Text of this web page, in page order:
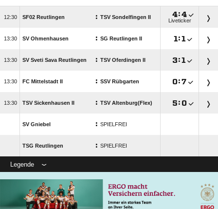
 SF02 Reutlingen : TSV Sondelfingen II :
Liveticker
 SV Ohmenhausen : SG Reutlingen II  :
 SV Sveti Sava Reutlingen : TSV Oferdingen II :
 FC Mittelstadt II : SSV Rübgarten :
 TSV Sickenhausen II : TSV Altenburg(Flex) : 
SV Gniebel : SPIELFREI
TSG Reutlingen : SPIELFREI
Legende